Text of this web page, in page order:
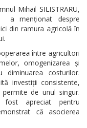
Mihail SILISTRARU,
a menționat despre
din ramura agricolă în
între agricultori
omogenizarea și
costurilor.
investiții consistente,
de unul singur.
apreciat pentru
că asocierea